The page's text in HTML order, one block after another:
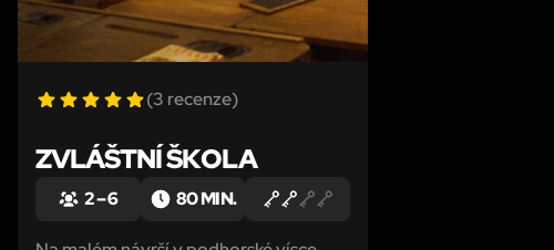
(3 recenze)
ZVLÁŠTNÍ ŠKOLA
2 – 6 80 MIN.